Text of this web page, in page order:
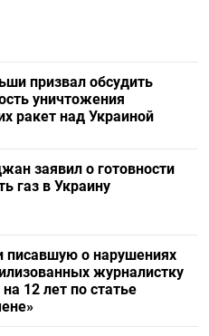
призвал обсудить
уничтожения
ракет над Украиной
заявил о готовности
газ в Украину
писавшую о нарушениях
журналистку
12 лет по статье